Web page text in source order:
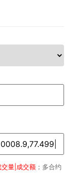
量|成交额 ；多合约